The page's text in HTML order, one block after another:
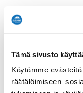
Tämä sivusto
Käytämme
räätälöimiseen,